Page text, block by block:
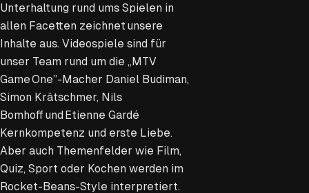
Unterhaltung rund ums Spielen in
allen Facetten zeichnet unsere
Inhalte aus. Videospiele sind für
unser Team rund um die „MTV
Game One”-Macher Daniel Budiman,
Simon Krätschmer, Nils
Bomhoff und Etienne Gardé
Kernkompetenz und erste Liebe.
Aber auch Themenfelder wie Film,
Quiz, Sport oder Kochen werden im
Rocket-Beans-Style interpretiert.